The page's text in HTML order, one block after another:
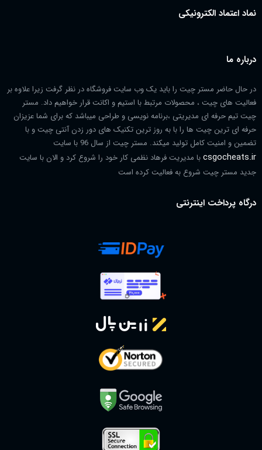
نماد اعتماد الکترونیکی
درباره ما
در حال حاضر مستر چیت را باید یک وب سایت فروشگاه در نظر گرفت زیرا علاوه بر
فعالیت های چیت ، محصولات مرتبط با استیم و اکانت قرار خواهیم داد. مستر
چیت تیم حرفه ای مدیریتی ،برنامه نویسی و طراحی میباشد که برای شما عزیزان
حرفه ای ترین چیت ها را با به روز ترین تکنیک های دور زدن آنتی چیت و با
تضمین و امنیت کامل تولید میکند. مستر چیت از سال 96 با سایت
csgocheats.irبا مدیریت فرهاد نظمی کار خود را شروع کرد و الان با سایت
جدید مستر چیت شروع به فعالیت کرده است
درگاه پرداخت اینترنتی